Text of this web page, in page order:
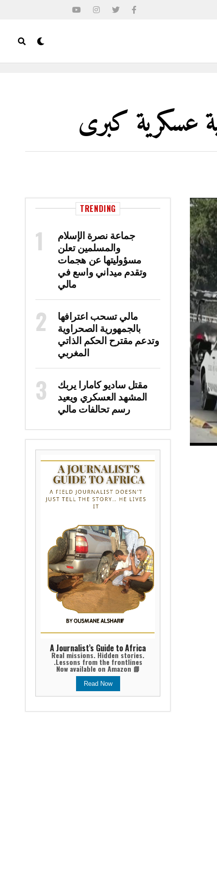
عسكرية كبرى
TRENDING
جماعة نصرة الإسلام
والمسلمين تعلن
مسؤوليتها عن هجمات
وتقدم ميداني واسع في
مالي
مالي تسحب اعترافها
بالجمهورية الصحراوية
وتدعم مقترح الحكم الذاتي
المغربي
مقتل ساديو كامارا يربك
المشهد العسكري ويعيد
رسم تحالفات مالي
A Journalist’s Guide to Africa
Real missions. Hidden stories.
Lessons from the frontlines.
📘 Now available on Amazon
Read Now